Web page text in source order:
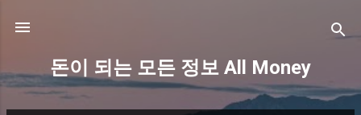
돈이 되는 모든 정보 All Money